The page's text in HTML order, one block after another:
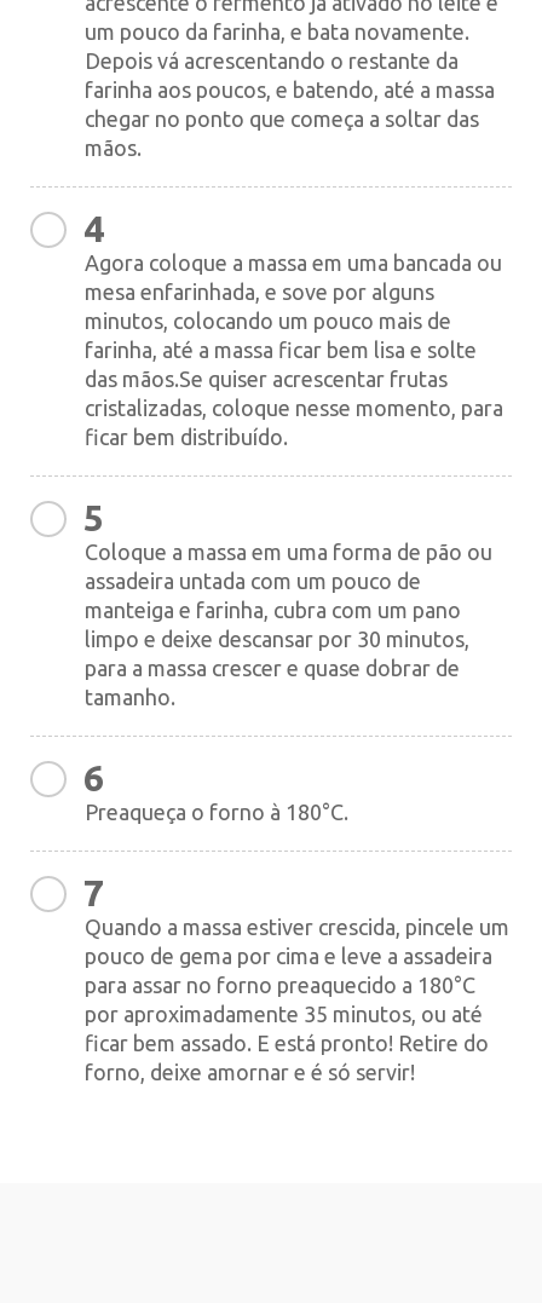
um pouco da farinha, e bata novamente.
Depois vá acrescentando o restante da
farinha aos poucos, e batendo, até a massa
chegar no ponto que começa a soltar das
mãos.
4
Agora coloque a massa em uma bancada ou
mesa enfarinhada, e sove por alguns
minutos, colocando um pouco mais de
farinha, até a massa ficar bem lisa e solte
das mãos.Se quiser acrescentar frutas
cristalizadas, coloque nesse momento, para
ficar bem distribuído.
5
Coloque a massa em uma forma de pão ou
assadeira untada com um pouco de
manteiga e farinha, cubra com um pano
limpo e deixe descansar por 30 minutos,
para a massa crescer e quase dobrar de
tamanho.
6
Preaqueça o forno à 180°C.
7
Quando a massa estiver crescida, pincele um
pouco de gema por cima e leve a assadeira
para assar no forno preaquecido a 180°C
por aproximadamente 35 minutos, ou até
ficar bem assado. E está pronto! Retire do
forno, deixe amornar e é só servir!